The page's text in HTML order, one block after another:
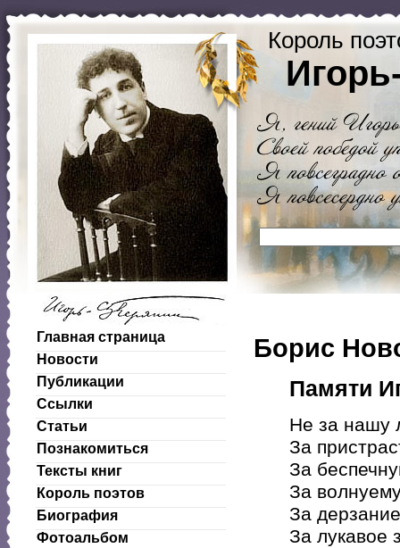
Король
Главная страница
Новости
Публикации
Ссылки
Статьи
Познакомиться
Тексты книг
Король поэтов
Биография
Фотоальбом
Борис
Памяти
Не за нашу
За
За
За
За
За лукавое